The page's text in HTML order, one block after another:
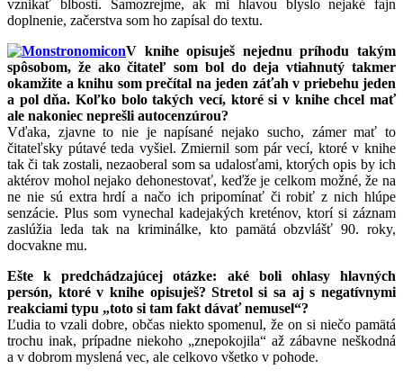
vznikať blbosti. Samozrejme, ak mi hlavou blyslo nejaké fajn
doplnenie, začerstva som ho zapísal do textu.
V knihe opisuješ nejednu príhodu takým
spôsobom, že ako čitateľ som bol do deja vtiahnutý takmer
okamžite a knihu som prečítal na jeden záťah v priebehu jeden
a pol dňa. Koľko bolo takých vecí, ktoré si v knihe chcel mať
ale nakoniec neprešli autocenzúrou?
Vďaka, zjavne to nie je napísané nejako sucho, zámer mať to
čitateľsky pútavé teda vyšiel. Zmiernil som pár vecí, ktoré v knihe
tak či tak zostali, nezaoberal som sa udalosťami, ktorých opis by ich
aktérov mohol nejako dehonestovať, keďže je celkom možné, že na
ne nie sú extra hrdí a načo ich pripomínať či robiť z nich hlúpe
senzácie. Plus som vynechal kadejakých kreténov, ktorí si záznam
zaslúžia leda tak na kriminálke, kto pamätá obzvlášť 90. roky,
docvakne mu.
Ešte k predchádzajúcej otázke: aké boli ohlasy hlavných
persón, ktoré v knihe opisuješ? Stretol si sa aj s negatívnymi
reakciami typu „toto si tam fakt dávať nemusel“?
Ľudia to vzali dobre, občas niekto spomenul, že on si niečo pamätá
trochu inak, prípadne niekoho „znepokojila“ až zábavne neškodná
a v dobrom myslená vec, ale celkovo všetko v pohode.